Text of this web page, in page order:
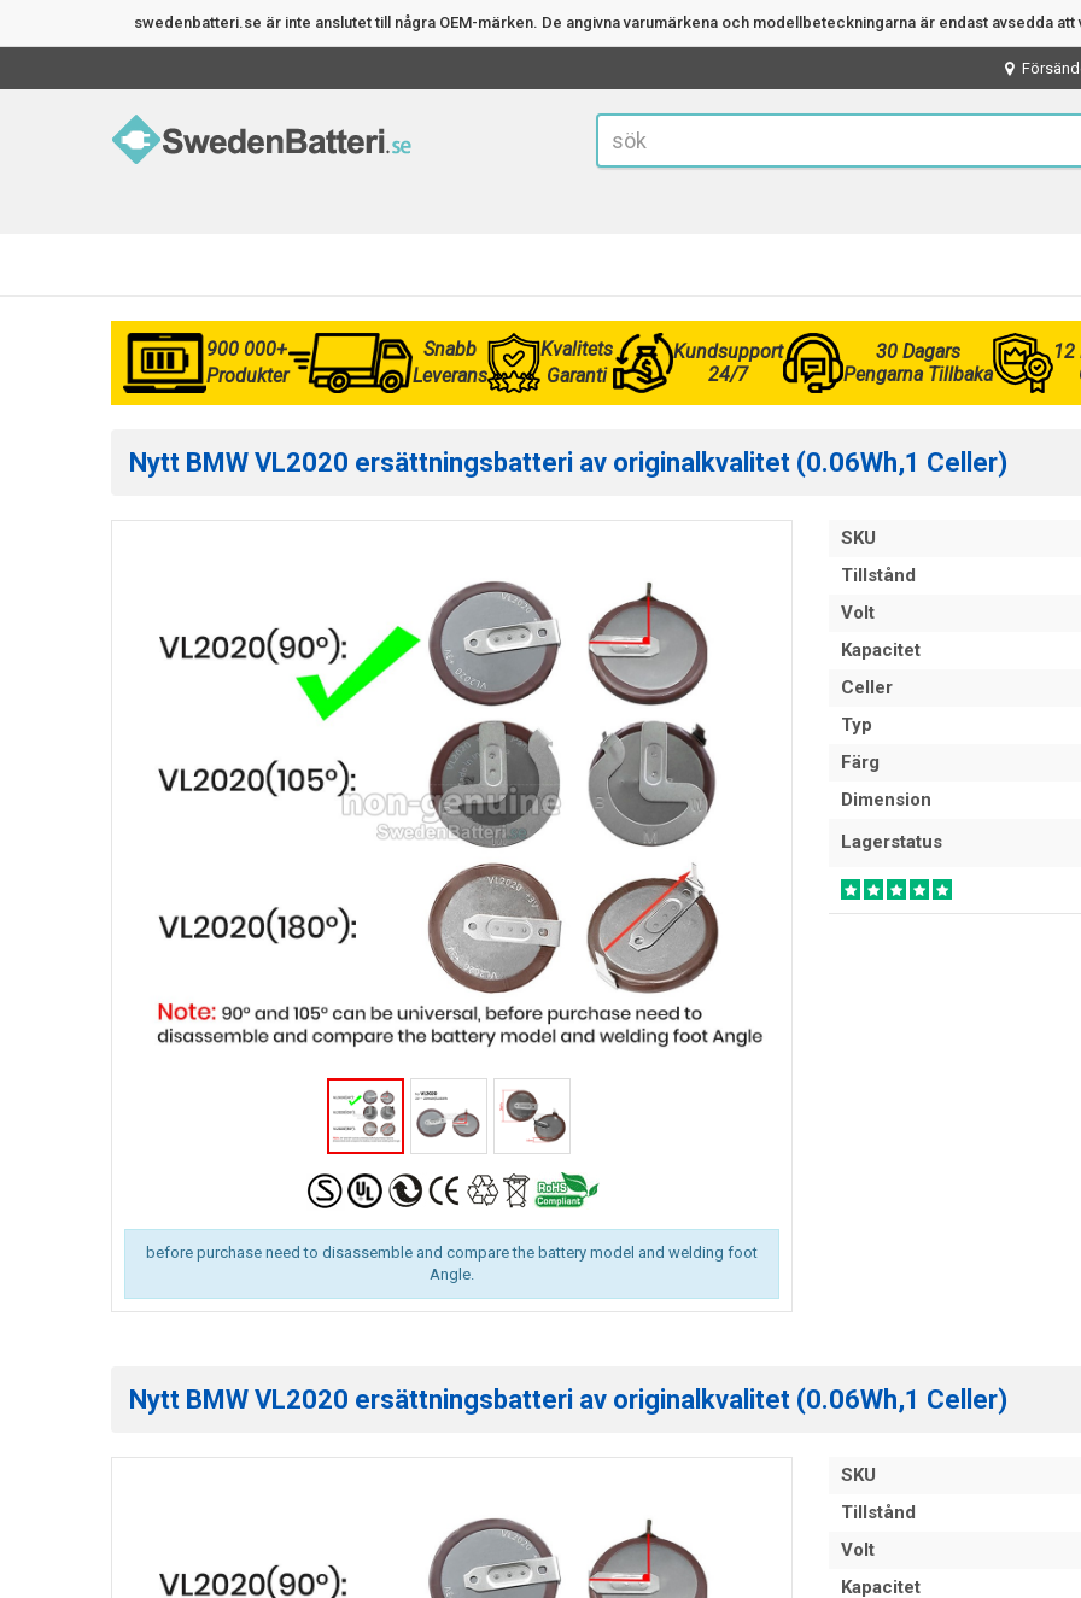
swedenbatteri.se är inte anslutet till några OEM-märken. De angivna varumärkena och modellbeteckningarna är endast avsedda
900 000+
Produkter
Snabb
Leverans
Kvalitets
Garanti
Kundsupport
24/7
30 Dagars
Pengarna Tillbaka
12
Nytt BMW VL2020 ersättningsbatteri av originalkvalitet (0.06Wh,1 Celler)
before purchase need to disassemble and compare the battery model and welding foot
Angle.
SKU
Tillstånd
Volt
Kapacitet
Celler
Typ
Färg
Dimension
Lagerstatus
Nytt BMW VL2020 ersättningsbatteri av originalkvalitet (0.06Wh,1 Celler)
SKU
Tillstånd
Volt
Kapacitet